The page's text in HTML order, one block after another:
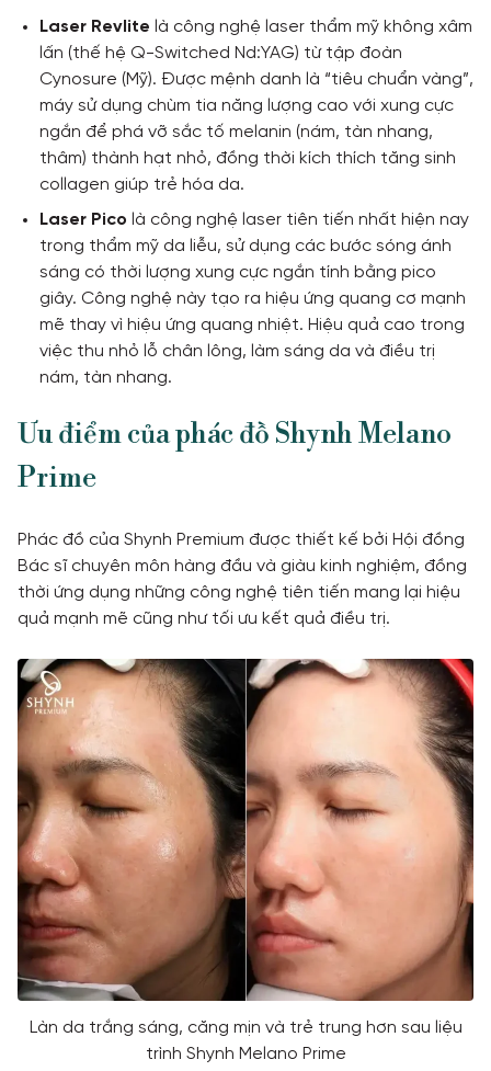
Laser Revlite là công nghệ laser thẩm mỹ không xâm
lấn (thế hệ Q-Switched Nd:YAG) từ tập đoàn
Cynosure (Mỹ). Được mệnh danh là “tiêu chuẩn vàng”,
máy sử dụng chùm tia năng lượng cao với xung cực
ngắn để phá vỡ sắc tố melanin (nám, tàn nhang,
thâm) thành hạt nhỏ, đồng thời kích thích tăng sinh
collagen giúp trẻ hóa da.
Laser Pico là công nghệ laser tiên tiến nhất hiện nay
trong thẩm mỹ da liễu, sử dụng các bước sóng ánh
sáng có thời lượng xung cực ngắn tính bằng pico
giây. Công nghệ này tạo ra hiệu ứng quang cơ mạnh
mẽ thay vì hiệu ứng quang nhiệt. Hiệu quả cao trong
việc thu nhỏ lỗ chân lông, làm sáng da và điều trị
nám, tàn nhang.
Ưu điểm của phác đồ Shynh Melano
Prime
Phác đồ của Shynh Premium được thiết kế bởi Hội đồng
Bác sĩ chuyên môn hàng đầu và giàu kinh nghiệm, đồng
thời ứng dụng những công nghệ tiên tiến mang lại hiệu
quả mạnh mẽ cũng như tối ưu kết quả điều trị.
Làn da trắng sáng, căng mịn và trẻ trung hơn sau liệu
trình Shynh Melano Prime